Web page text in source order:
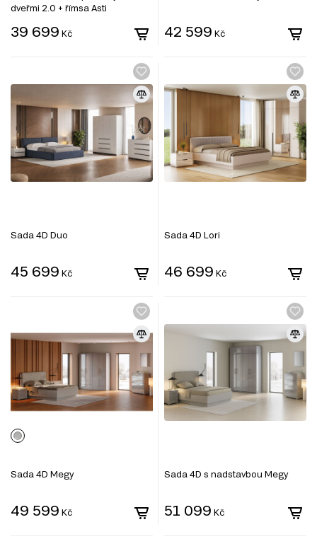
dveřmi 2.0 + římsa Asti
39 699 Kč 42 599 Kč
Sada 4D Duo
45 699 Kč
Sada 4D Lori
46 699 Kč
Sada 4D Megy
49 599 Kč
Sada 4D s nadstavbou Megy
51 099 Kč